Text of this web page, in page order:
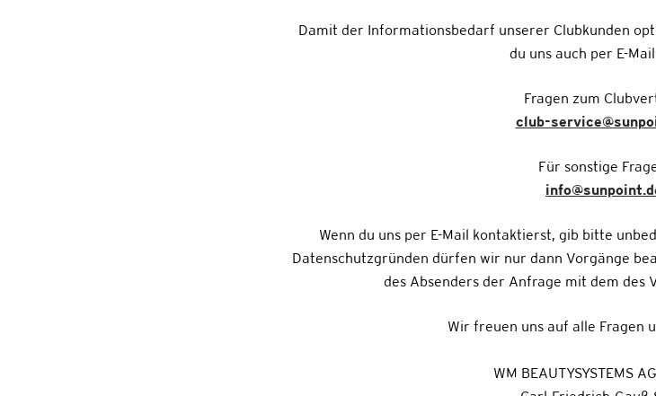
Damit der Informationsbedarf unserer Clubkunden
du uns auch per E-
Fragen zum
club-
Für sonstige
Wenn du uns per E-Mail kontaktierst, gib bitte
Datenschutzgründen dürfen wir nur dann Vorgänge
des Absenders der Anfrage mit dem des
Wir freuen uns auf alle Fragen
WM BEAUTYSYSTEMS